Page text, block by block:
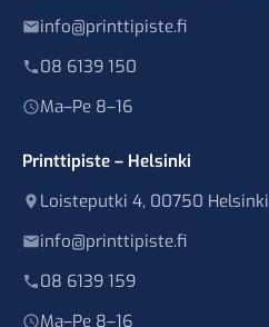
info@printtipiste.fi
08 6139 150
Ma–Pe 8–16
Printtipiste – Helsinki
Loisteputki 4, 00750 Helsinki
info@printtipiste.fi
08 6139 159
Ma–Pe 8–16